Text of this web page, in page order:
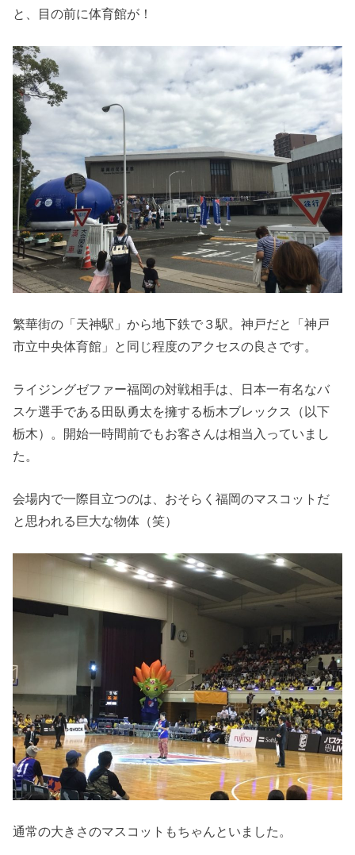
と、目の前に体育館が！
繁華街の「天神駅」から地下鉄で３駅。神戸だと「神戸
市立中央体育館」と同じ程度のアクセスの良さです。
ライジングゼファー福岡の対戦相手は、日本一有名なバ
スケ選手である田臥勇太を擁する栃木ブレックス（以下
栃木）。開始一時間前でもお客さんは相当入っていまし
た。
会場内で一際目立つのは、おそらく福岡のマスコットだ
と思われる巨大な物体（笑）
通常の大きさのマスコットもちゃんといました。